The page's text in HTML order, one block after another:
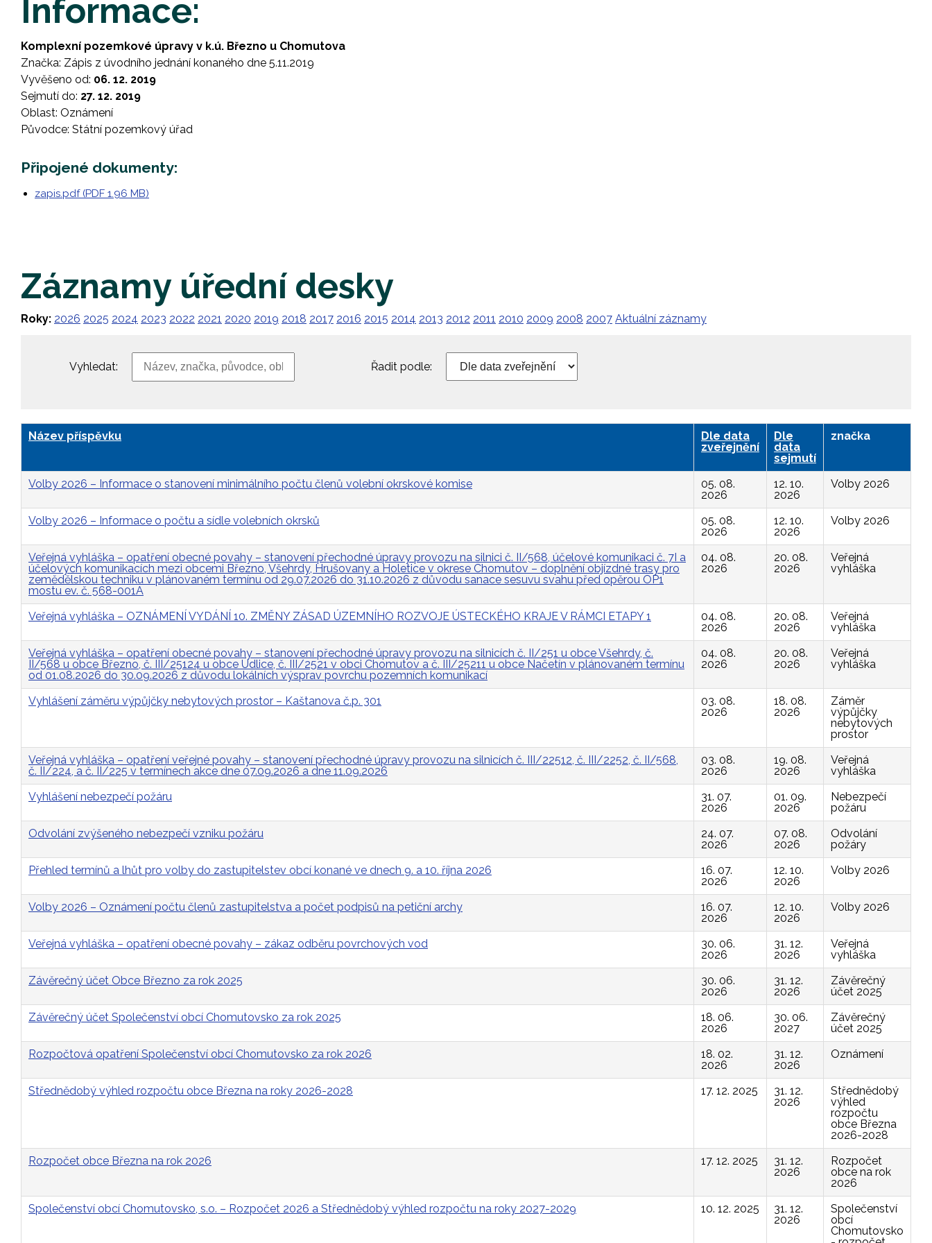
Informace:
Komplexní pozemkové úpravy v k.ú. Březno u Chomutova
Značka: Zápis z úvodního jednání konaného dne 5.11.2019
Vyvěšeno od: 06. 12. 2019
Sejmutí do: 27. 12. 2019
Oblast: Oznámení
Původce: Státní pozemkový úřad
Připojené dokumenty:
zapis.pdf (PDF 1.96 MB)
Záznamy úřední desky
Roky: 2026 2025 2024 2023 2022 2021 2020 2019 2018 2017 2016 2015 2014 2013 2012 2011 2010 2009 2008 2007 Aktuální záznamy
Vyhledat: Řadit podle:
Název příspěvku
Dle data
zveřejnění
Dle
data
sejmutí
značka
Volby 2026 – Informace o stanovení minimálního počtu členů volební okrskové komise
05. 08.
2026
12. 10.
2026
Volby 2026
Volby 2026 – Informace o počtu a sídle volebních okrsků
05. 08.
2026
12. 10.
2026
Volby 2026
Veřejná vyhláška – opatření obecné povahy – stanovení přechodné úpravy provozu na silnici č. II/568, účelové komunikaci č. 7I a
účelových komunikacích mezi obcemi Březno, Všehrdy, Hrušovany a Holetice v okrese Chomutov – doplnění objízdné trasy pro
zemědělskou techniku v plánovaném termínu od 29.07.2026 do 31.10.2026 z důvodu sanace sesuvu svahu před opěrou OP1
mostu ev. č. 568-001A
04. 08.
2026
20. 08.
2026
Veřejná
vyhláška
Veřejná vyhláška – OZNÁMENÍ VYDÁNÍ 10. ZMĚNY ZÁSAD ÚZEMNÍHO ROZVOJE ÚSTECKÉHO KRAJE V RÁMCI ETAPY 1
04. 08.
2026
20. 08.
2026
Veřejná
vyhláška
Veřejná vyhláška – opatření obecné povahy – stanovení přechodné úpravy provozu na silnicích č. II/251 u obce Všehrdy, č.
II/568 u obce Březno, č. III/25124 u obce Údlice, č. III/2521 v obci Chomutov a č. III/25211 u obce Načetín v plánovaném termínu
od 01.08.2026 do 30.09.2026 z důvodu lokálních výsprav povrchu pozemních komunikací
04. 08.
2026
20. 08.
2026
Veřejná
vyhláška
Vyhlášení záměru výpůjčky nebytových prostor – Kaštanova č.p. 301
03. 08.
2026
18. 08.
2026
Záměr
výpůjčky
nebytových
prostor
Veřejná vyhláška – opatření veřejné povahy – stanovení přechodné úpravy provozu na silnicích č. III/22512, č. III/2252, č. II/568,
č. II/224, a č. II/225 v termínech akce dne 07.09.2026 a dne 11.09.2026
03. 08.
2026
19. 08.
2026
Veřejná
vyhláška
Vyhlášení nebezpečí požáru
31. 07.
2026
01. 09.
2026
Nebezpečí
požáru
Odvolání zvýšeného nebezpečí vzniku požáru
24. 07.
2026
07. 08.
2026
Odvolání
požáry
Přehled termínů a lhůt pro volby do zastupitelstev obcí konané ve dnech 9. a 10. října 2026
16. 07.
2026
12. 10.
2026
Volby 2026
Volby 2026 – Oznámení počtu členů zastupitelstva a počet podpisů na petiční archy
16. 07.
2026
12. 10.
2026
Volby 2026
Veřejná vyhláška – opatření obecné povahy – zákaz odběru povrchových vod
30. 06.
2026
31. 12.
2026
Veřejná
vyhláška
Závěrečný účet Obce Březno za rok 2025
30. 06.
2026
31. 12.
2026
Závěrečný
účet 2025
Závěrečný účet Společenství obcí Chomutovsko za rok 2025
18. 06.
2026
30. 06.
2027
Závěrečný
účet 2025
Rozpočtová opatření Společenství obcí Chomutovsko za rok 2026
18. 02.
2026
31. 12.
2026
Oznámení
Střednědobý výhled rozpočtu obce Března na roky 2026-2028 17. 12. 2025
31. 12.
2026
Střednědobý
výhled
rozpočtu
obce Března
2026-2028
Rozpočet obce Března na rok 2026
17. 12. 2025
31. 12.
2026
Rozpočet
obce na rok
2026
Společenství obcí Chomutovsko, s.o. – Rozpočet 2026 a Střednědobý výhled rozpočtu na roky 2027-2029
10. 12. 2025
31. 12.
2026
Společenství
obcí
Chomutovsko